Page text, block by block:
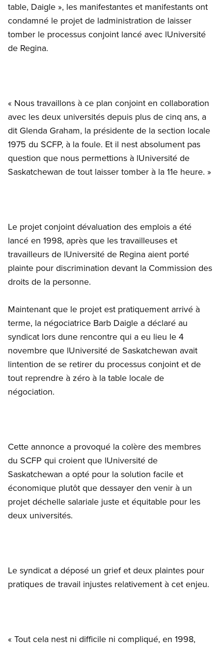
table, Daigle », les manifestantes et manifestants ont
condamné le projet de ladministration de laisser
tomber le processus conjoint lancé avec lUniversité
de Regina.
« Nous travaillons à ce plan conjoint en collaboration
avec les deux universités depuis plus de cinq ans, a
dit Glenda Graham, la présidente de la section locale
1975 du SCFP, à la foule. Et il nest absolument pas
question que nous permettions à lUniversité de
Saskatchewan de tout laisser tomber à la 11e heure. »
Le projet conjoint dévaluation des emplois a été
lancé en 1998, après que les travailleuses et
travailleurs de lUniversité de Regina aient porté
plainte pour discrimination devant la Commission des
droits de la personne.
Maintenant que le projet est pratiquement arrivé à
terme, la négociatrice Barb Daigle a déclaré au
syndicat lors dune rencontre qui a eu lieu le 4
novembre que lUniversité de Saskatchewan avait
lintention de se retirer du processus conjoint et de
tout reprendre à zéro à la table locale de
négociation.
Cette annonce a provoqué la colère des membres
du SCFP qui croient que lUniversité de
Saskatchewan a opté pour la solution facile et
économique plutôt que dessayer den venir à un
projet déchelle salariale juste et équitable pour les
deux universités.
Le syndicat a déposé un grief et deux plaintes pour
pratiques de travail injustes relativement à cet enjeu.
« Tout cela nest ni difficile ni compliqué, en 1998,